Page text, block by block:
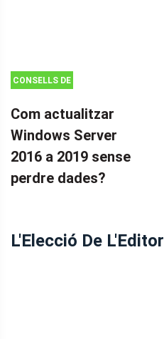
CONSELLS DE
SEGURETAT
Com actualitzar
Windows Server
2016 a 2019 sense
perdre dades?
L'Elecció De L'Editor